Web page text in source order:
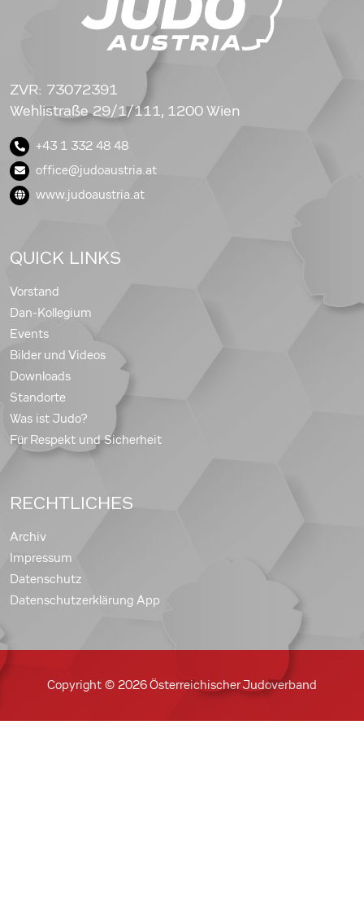
ZVR: 73072391
Wehlistraße 29/1/111, 1200 Wien
+43 1 332 48 48
office@judoaustria.at
www.judoaustria.at
QUICK LINKS
Vorstand
Dan-Kollegium
Events
Bilder und Videos
Downloads
Standorte
Was ist Judo?
Für Respekt und Sicherheit
RECHTLICHES
Archiv
Impressum
Datenschutz
Datenschutzerklärung App
Copyright © 2026 Österreichischer Judoverband